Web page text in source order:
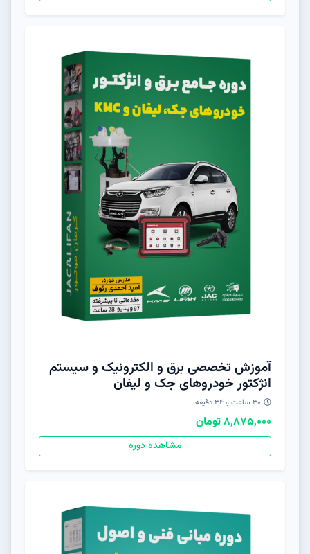
آموزش تخصصی برق و الکترونیک و سیستم
انژکتور خودروهای جک و لیفان
30 ساعت و 34 دقیقه
8,875,000 تومان
مشاهده دوره